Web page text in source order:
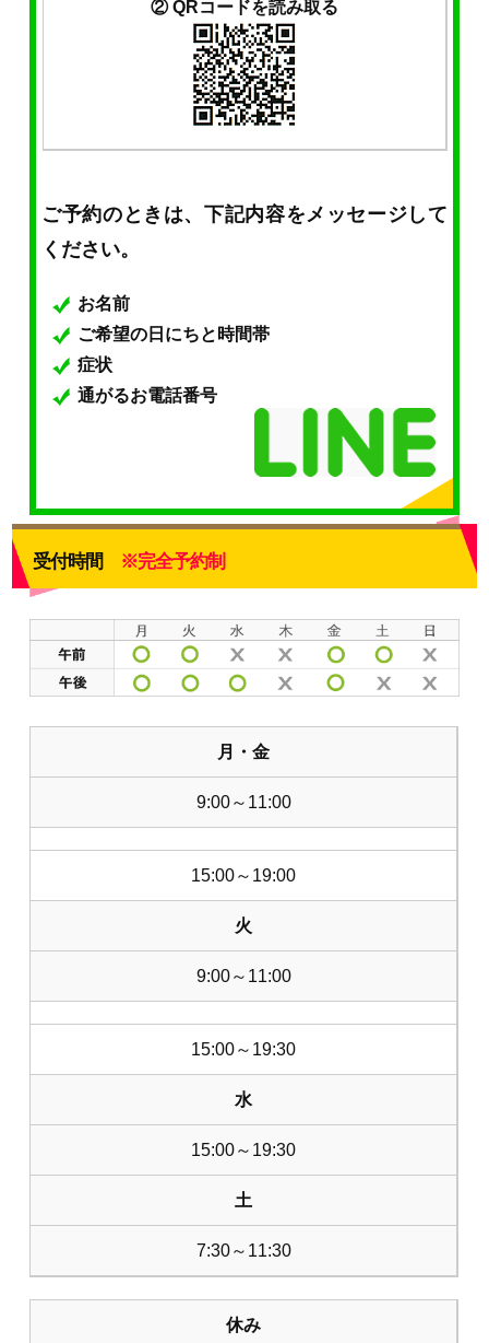
② QRコードを読み取る
ご予約のときは、下記内容をメッセージして
ください。
お名前
ご希望の日にちと時間帯
症状
通がるお電話番号
受付時間 ※完全予約制
月・金
9:00～11:00
15:00～19:00
火
9:00～11:00
15:00～19:30
水
15:00～19:30
土
7:30～11:30
休み